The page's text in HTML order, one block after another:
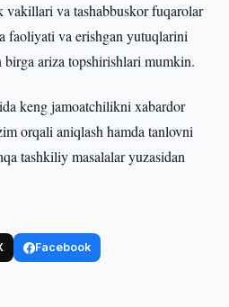
va tashabbuskor fuqarolar
faoliyati va erishgan yutuqlarini
ariza topshirishlari mumkin.
keng jamoatchilikni xabardor
orqali aniqlash hamda tanlovni
tashkiliy masalalar yuzasidan
Facebook